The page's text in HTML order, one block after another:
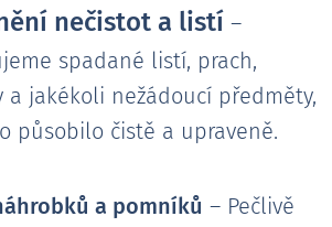
nečistot a listí –
spadané listí, prach,
a jakékoli nežádoucí předměty,
působilo čistě a upraveně.
a pomníků – Pečlivě